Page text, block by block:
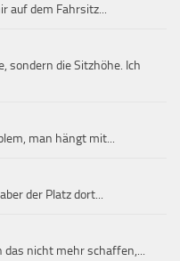
auf dem Fahrsitz...
sondern die Sitzhöhe. Ich
man hängt mit...
der Platz dort...
das nicht mehr schaffen,...